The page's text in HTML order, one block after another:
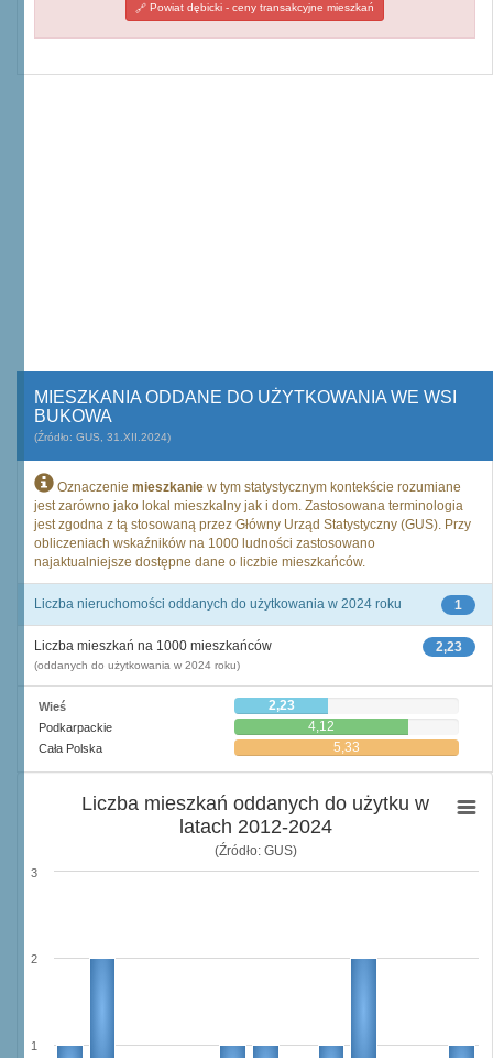
Powiat dębicki - ceny transakcyjne mieszkań
MIESZKANIA ODDANE DO UŻYTKOWANIA WE WSI
BUKOWA
(Źródło: GUS, 31.XII.2024)
Oznaczenie mieszkanie w tym statystycznym kontekście rozumiane
jest zarówno jako lokal mieszkalny jak i dom. Zastosowana terminologia
jest zgodna z tą stosowaną przez Główny Urząd Statystyczny (GUS). Przy
obliczeniach wskaźników na 1000 ludności zastosowano
najaktualniejsze dostępne dane o liczbie mieszkańców.
1
Liczba nieruchomości oddanych do użytkowania w 2024 roku
2,23
Liczba mieszkań na 1000 mieszkańców
(oddanych do użytkowania w 2024 roku)
Wieś 2,23
Podkarpackie 4,12
Cała Polska 5,33
Liczba mieszkań oddanych do użytku w
latach 2012-2024
(Źródło: GUS)
1
2
3